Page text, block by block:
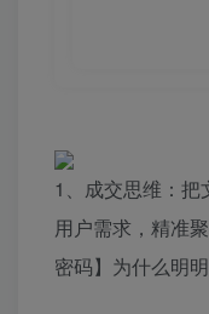
1、成交思维：
用户需求，精准
密码】为什么明